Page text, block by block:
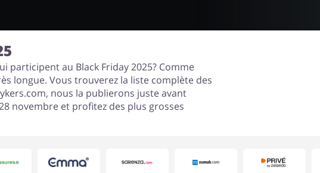
participent au Black Friday 2025? Comme
longue. Vous trouverez la liste complète des
nous la publierons juste avant
novembre et profitez des plus grosses